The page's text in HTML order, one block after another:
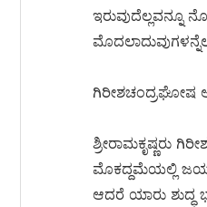
ಇರುವುದೆಲ್ಲವನ್ನೂ
ಗಿರೀಶಚಂದ್ರಘೋಷ
ಶ್ರೀರಾಮಕೃಷ್ಣರು
ಮೊಕದ್ದಮೆಯಲ್ಲಿ
ಆದರೆ ಯಾರು ಶುದ್ಧ